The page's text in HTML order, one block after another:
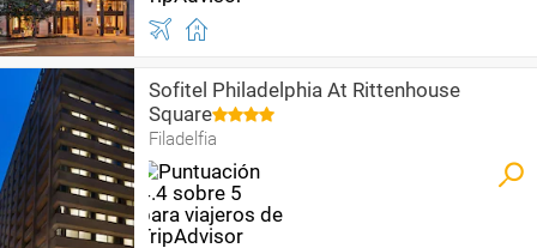
Sofitel Philadelphia At Rittenhouse
Square
Filadelfia